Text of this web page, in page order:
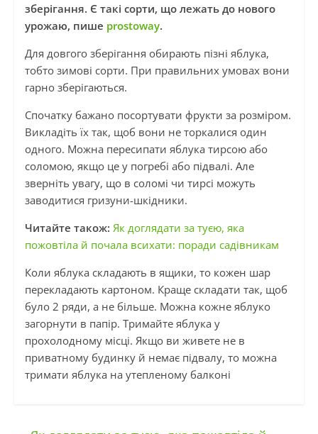
зберігання. Є такі сорти, що лежать до нового
урожаю, пише prostoway.
Для довгого зберігання обирають пізні яблука,
тобто зимові сорти. При правильних умовах вони
гарно зберігаються.
Спочатку бажано посортувати фрукти за розміром.
Викладіть їх так, щоб вони не торкалися один
одного. Можна пересипати яблука тирсою або
соломою, якщо це у погребі або підвалі. Але
зверніть увагу, що в соломі чи тирсі можуть
заводитися гризуни-шкідники.
Читайте також: Як доглядати за туєю, яка
пожовтіла й почала всихати: поради садівникам
Коли яблука складають в ящики, то кожен шар
перекладають картоном. Краще складати так, щоб
було 2 ряди, а не більше. Можна кожне яблуко
загорнути в папір. Тримайте яблука у
прохолодному місці. Якщо ви живете не в
приватному будинку й немає підвалу, то можна
тримати яблука на утепленому балконі